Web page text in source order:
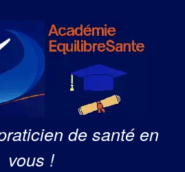
de santé en
vous !